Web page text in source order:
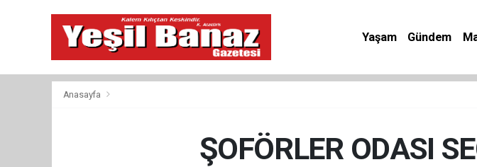
Yaşam Gündem
Anasayfa
ŞOFÖRLER ODASI